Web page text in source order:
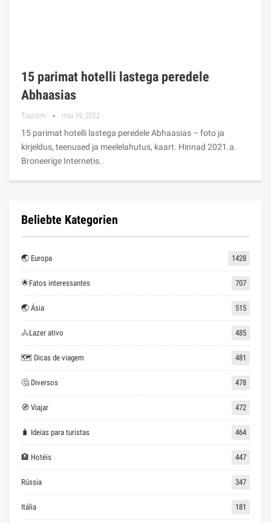
15 parimat hotelli lastega peredele
Abhaasias
Tourism mai 19, 2022
15 parimat hotelli lastega peredele Abhaasias – foto ja
kirjeldus, teenused ja meelelahutus, kaart. Hinnad 2021.a.
Broneerige Internetis.
Beliebte Kategorien
🌏 Europa 1428
🌟Fatos interessantes 707
🌏 Ásia 515
🚴Lazer ativo 485
🗺 Dicas de viagem 481
🤔 Diversos 478
🧭 Viajar 472
🧳 Ideias para turistas 464
🏨 Hotéis 447
Rússia 347
Itália 181